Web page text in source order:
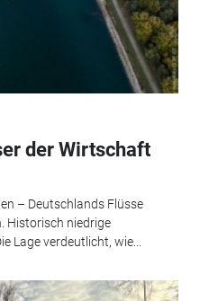
der Wirtschaft
– Deutschlands Flüsse
Historisch niedrige
Lage verdeutlicht, wie...